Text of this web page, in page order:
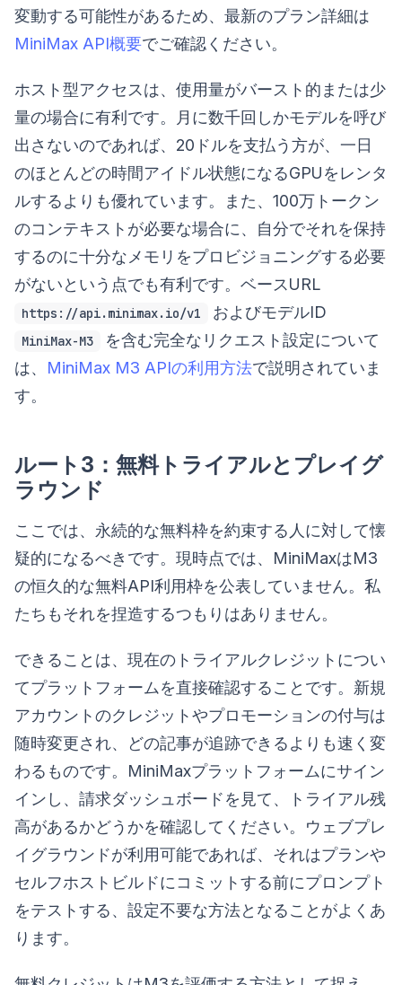
変動する可能性があるため、最新のプラン詳細は
MiniMax API概要でご確認ください。
ホスト型アクセスは、使用量がバースト的または少
量の場合に有利です。月に数千回しかモデルを呼び
出さないのであれば、20ドルを支払う方が、一日
のほとんどの時間アイドル状態になるGPUをレンタ
ルするよりも優れています。また、100万トークン
のコンテキストが必要な場合に、自分でそれを保持
するのに十分なメモリをプロビジョニングする必要
がないという点でも有利です。ベースURL
https://api.minimax.io/v1 およびモデルID
MiniMax-M3
を含む完全なリクエスト設定について
は、 MiniMax M3 APIの利用方法で説明されていま
す。
ルート3：無料トライアルとプレイグ
ラウンド
ここでは、永続的な無料枠を約束する人に対して懐
疑的になるべきです。現時点では、MiniMaxはM3
の恒久的な無料API利用枠を公表していません。私
たちもそれを捏造するつもりはありません。
できることは、現在のトライアルクレジットについ
てプラットフォームを直接確認することです。新規
アカウントのクレジットやプロモーションの付与は
随時変更され、どの記事が追跡できるよりも速く変
わるものです。MiniMaxプラットフォームにサイン
インし、請求ダッシュボードを見て、トライアル残
高があるかどうかを確認してください。ウェブプレ
イグラウンドが利用可能であれば、それはプランや
セルフホストビルドにコミットする前にプロンプト
をテストする、設定不要な方法となることがよくあ
ります。